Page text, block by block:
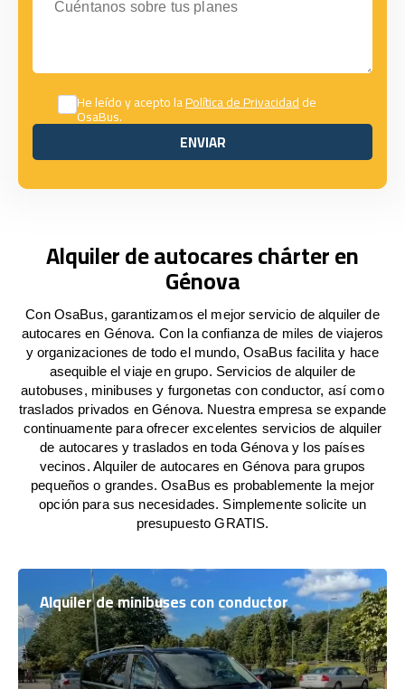
He leído y acepto laPolítica de Privacidadde
OsaBus.
ENVIAR
ENVIAR
Alquiler de autocares chárter en
Génova
Con OsaBus, garantizamos el mejor servicio de alquiler de
autocares en Génova. Con la confianza de miles de viajeros
y organizaciones de todo el mundo, OsaBus facilita y hace
asequible el viaje en grupo. Servicios de alquiler de
autobuses, minibuses y furgonetas con conductor, así como
traslados privados en Génova. Nuestra empresa se expande
continuamente para ofrecer excelentes servicios de alquiler
de autocares y traslados en toda Génova y los países
vecinos. Alquiler de autocares en Génova para grupos
pequeños o grandes. OsaBus es probablemente la mejor
opción para sus necesidades. Simplemente solicite un
presupuesto GRATIS.
Alquiler de minibuses con conductor